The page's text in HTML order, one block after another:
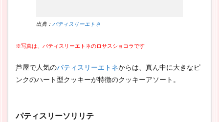
出典： パティスリーエトネ
※写真は、パティスリーエトネのロサスショコラです
芦屋で人気のパティスリーエトネからは、真ん中に大きなピ
ンクのハート型クッキーが特徴のクッキーアソート。
パティスリーソリリテ